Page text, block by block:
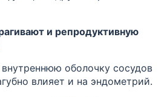
и репродуктивную
оболочку сосудов
влияет и на эндометрий.